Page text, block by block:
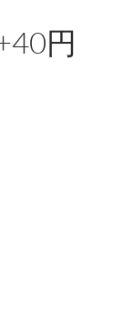
円